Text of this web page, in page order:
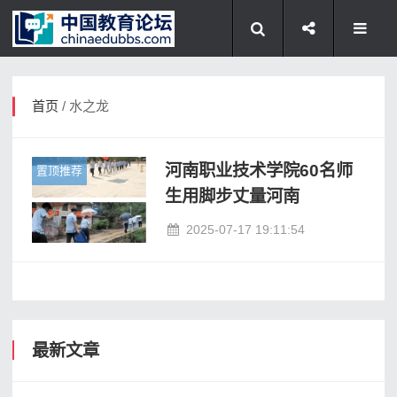
首页 / 水之龙
置顶推荐
河南职业技术学院60名师
生用脚步丈量河南
2025-07-17 19:11:54
最新文章